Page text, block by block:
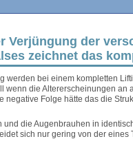
Verjüngung der
zeichnet das
werden bei einem kompletten
wenn die Altererscheinungen an
negative Folge hätte das die
die Augenbrauhen in
sich nur gering von der eines